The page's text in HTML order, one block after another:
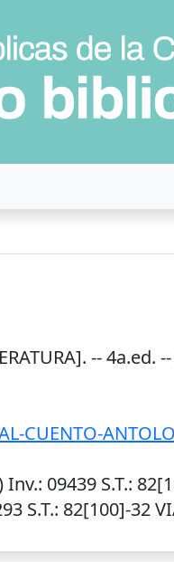
--4a.ed. --
CUENTO-
Inv.: 09439 S.T.:
S.T.: 82[100]-32